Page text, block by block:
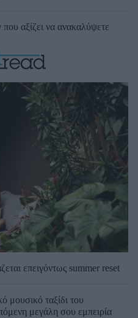
αξίζει να ανακαλύψετε
επειγόντως summer reset
μουσικό ταξίδι του
μεγάλη σου εμπειρία